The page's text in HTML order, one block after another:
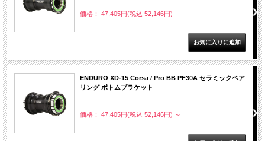
価格： 47,405円(税込 52,146円)
ENDURO XD-15 Corsa / Pro BB PF30A セラミックベア
リング ボトムブラケット
価格： 47,405円(税込 52,146円) ～